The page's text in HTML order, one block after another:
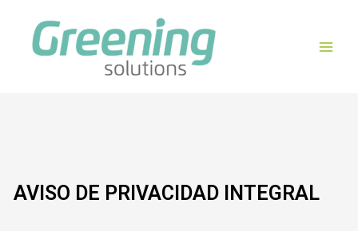
contenido
AVISO DE PRIVACIDAD INTEGRAL